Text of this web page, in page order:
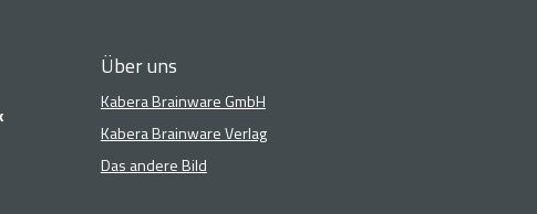
Über uns
Kabera Brainware GmbH
Kabera Brainware Verlag
Das andere Bild